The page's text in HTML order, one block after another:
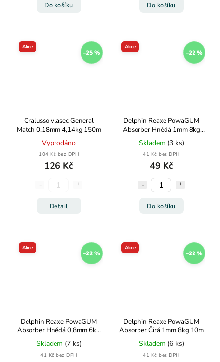
Do košíku Do košíku
Akce
–25 %
Cralusso vlasec General
Match 0,18mm 4,14kg 150m
Vyprodáno
104 Kč bez DPH
126 Kč
Detail
Akce
–22 %
Delphin Reaxe PowaGUM
Absorber Hnědá 1mm 8kg
10m
Skladem (3 ks)
41 Kč bez DPH
49 Kč
Do košíku
Akce
–22 %
Delphin Reaxe PowaGUM
Absorber Hnědá 0,8mm 6kg
10m
Skladem (7 ks)
41 Kč bez DPH
Akce
–22 %
Delphin Reaxe PowaGUM
Absorber Čirá 1mm 8kg 10m
Skladem (6 ks)
41 Kč bez DPH